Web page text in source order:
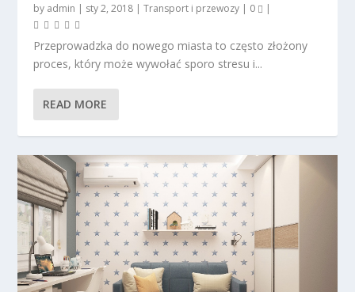
by admin | sty 2, 2018 |Transport i przewozy | 0 |
Przeprowadzka do nowego miasta to często złożony
proces, który może wywołać sporo stresu i...
READ MORE